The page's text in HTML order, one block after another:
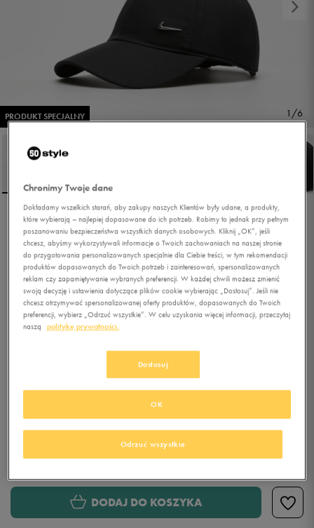
PRODUKT SPECJALNY 1/6
NIKE CZAPKA U NK DF
CLUB U CB MTSWSH
4.8 (35 )
107,99złz Vat
+ 600 PKT WKLUBIE 50 STYLE
Wybierz rozmiar
ONE SIZE Powiadom o dostępności
DODAJ DO KOSZYKA
Chronimy Twoje dane
Dokładamy wszelkich starań, aby zakupy naszych Klientów były udane, a produkty,
które wybierają – najlepiej dopasowane do ich potrzeb. Robimy to jednak przy pełnym
poszanowaniu bezpieczeństwa wszystkich danych osobowych. Kliknij „OK”, jeśli
chcesz, abyśmy wykorzystywali informacje o Twoich zachowaniach na naszej stronie
do przygotowania personalizowanych specjalnie dla Ciebie treści, w tym rekomendacji
produktów dopasowanych do Twoich potrzeb i zainteresowań, spersonalizowanych
reklam czy zapamiętywanie wybranych preferencji. W każdej chwili możesz zmienić
swoją decyzję i ustawienia dotyczące plików cookie wybierając „Dostosuj”. Jeśli nie
chcesz otrzymywać spersonalizowanej oferty produktów, dopasowanych do Twoich
preferencji, wybierz „Odrzuć wszystkie”. W celu uzyskania więcej informacji, przeczytaj
naszą
politykę prywatności.
Dostosuj
Odrzuć wszystkie
OK